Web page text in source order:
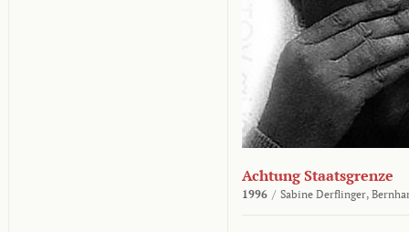
Achtung Staatsgrenze
1996 / Sabine Derflinger,